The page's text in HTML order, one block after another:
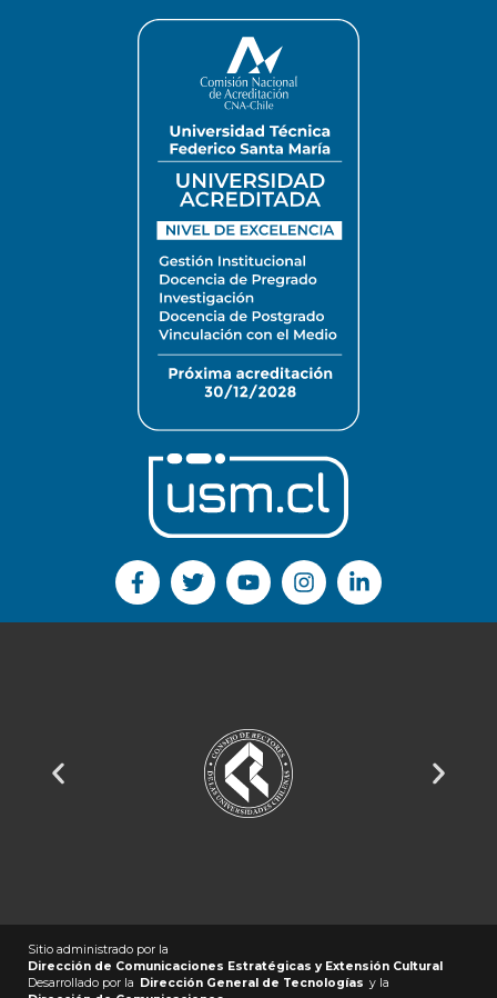
Sitio administrado por la
Dirección de Comunicaciones Estratégicas y Extensión Cultural
Desarrollado por la
Dirección General de Tecnologías y la